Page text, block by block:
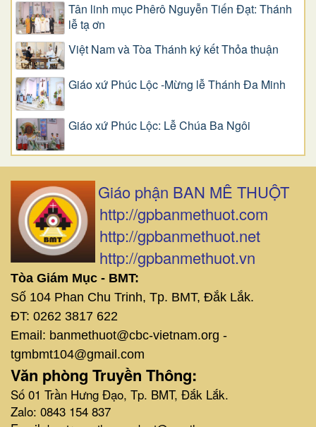
Tân linh mục Phêrô Nguyễn Tiến Đạt: Thánh
lễ tạ ơn
Việt Nam và Tòa Thánh ký kết Thỏa thuận
Giáo xứ Phúc Lộc -Mừng lễ Thánh Đa Minh
Giáo xứ Phúc Lộc: Lễ Chúa Ba Ngôi
Giáo phận BAN MÊ THUỘT
http://gpbanmethuot.com
http://gpbanmethuot.net
http://gpbanmethuot.vn
Tòa Giám Mục - BMT:
Số 104 Phan Chu Trinh, Tp. BMT, Đắk Lắk.
ĐT: 0262 3817 622
Email: banmethuot@cbc-vietnam.org -
tgmbmt104@gmail.com
Văn phòng Truyền Thông:
Số 01 Trần Hưng Đạo, Tp. BMT, Đắk Lắk.
Zalo: 0843 154 837